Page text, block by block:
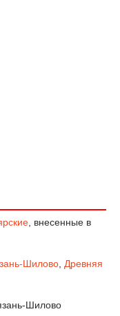
, внесенные в
Шилово, Древняя
Шилово